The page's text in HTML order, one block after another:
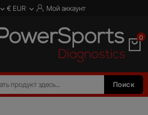
 € EUR  Мой аккаунт
0
Поиск